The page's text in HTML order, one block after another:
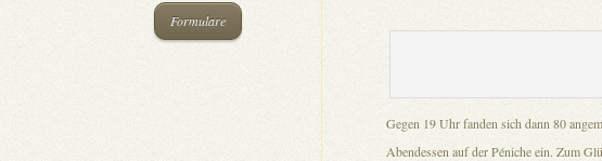
Formulare
Gegen 19 Uhr fanden sich dann 80
Abendessen auf der Péniche ein. Zum